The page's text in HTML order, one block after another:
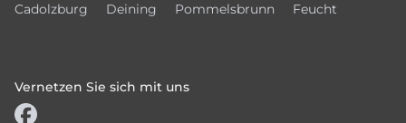
Cadolzburg
Deining Pommelsbrunn Feucht
Vernetzen Sie sich mit uns